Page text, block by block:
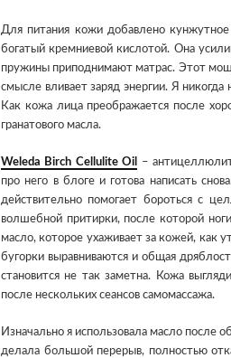
Для питания кожи добавлено
богатый кремниевой кислотой. Она
пружины приподнимают матрас. Этот
смысле вливает заряд энергии. Я
Как кожа лица преображается после
гранатового масла.
Weleda Birch Cellulite Oil
–
про него в блоге и готова написать
действительно помогает бороться с
волшебной притирки, после которой
масло, которое ухаживает за кожей, как
бугорки выравниваются и общая
становится не так заметна. Кожа
после нескольких сеансов самомассажа.
Изначально я использовала масло после
делала большой перерыв, полностью